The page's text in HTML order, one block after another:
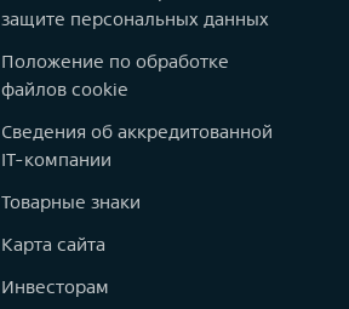
защите персональных данных
Положение по обработке
файлов cookie
Сведения об аккредитованной
IT-компании
Товарные знаки
Карта сайта
Инвесторам